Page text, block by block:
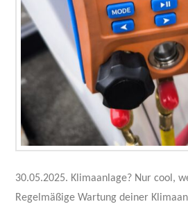
30.05.2025. Klimaanlage? Nur cool,
Regelmäßige Wartung deiner